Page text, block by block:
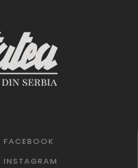
FACEBOOK
INSTAGRAM